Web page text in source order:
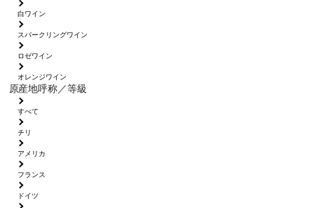
白ワイン
スパークリングワイン
ロゼワイン
オレンジワイン
原産地呼称／等級
すべて
チリ
アメリカ
フランス
ドイツ